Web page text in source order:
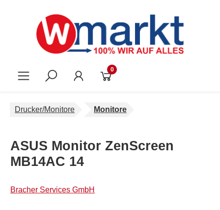
0
Drucker/Monitore Monitore
ASUS Monitor ZenScreen
MB14AC 14
Bracher Services GmbH